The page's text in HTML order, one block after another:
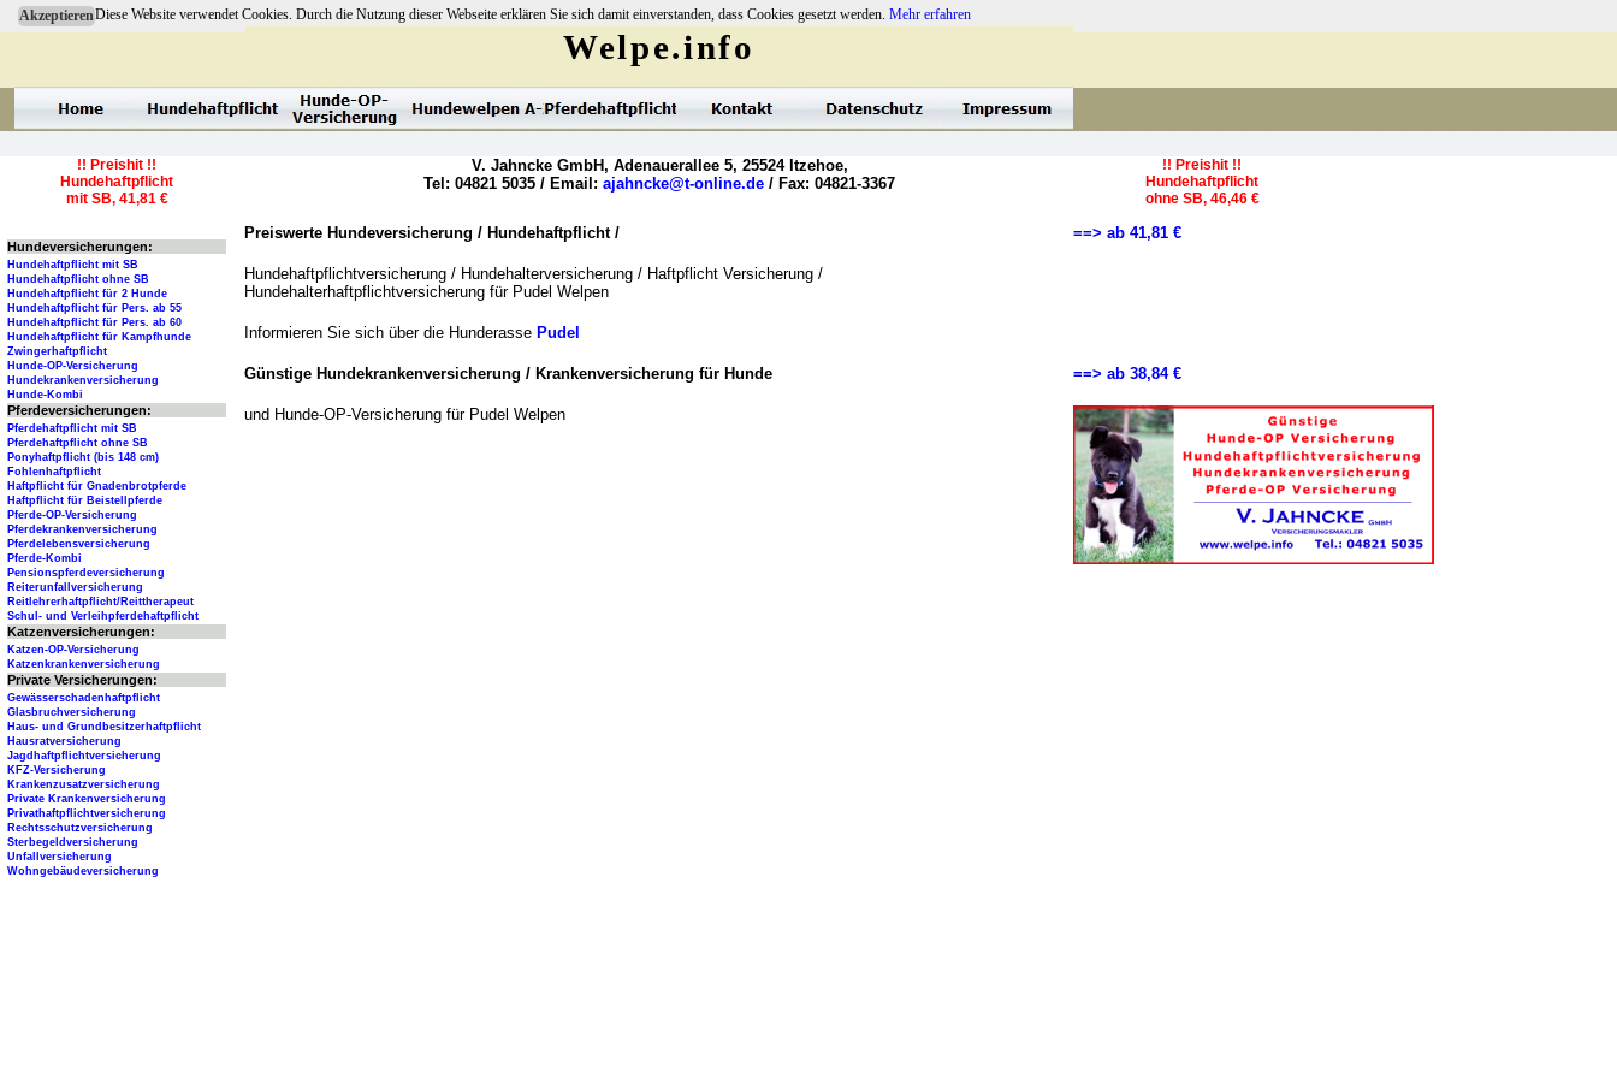
AkzeptierenDiese Website verwendet Cookies. Durch die Nutzung dieser Webseite erklären Sie sich damit einverstanden, dass Cookies gesetzt werden. Mehr erfahren
Preiswerte Hundeversicherung / Hundehaftpflicht /
Hundehaftpflichtversicherung / Hundehalterversicherung / Haftpflicht Versicherung /
Hundehalterhaftpflichtversicherung für Pudel Welpen
Informieren Sie sich über die Hunderasse Pudel
Günstige Hundekrankenversicherung / Krankenversicherung für Hunde
und Hunde-OP-Versicherung für Pudel Welpen
==> ab 41,81 €
==> ab 38,84 €
Welpe.info
V. Jahncke GmbH, Adenauerallee 5, 25524 Itzehoe,
Tel: 04821 5035 / Email: ajahncke@t-online.de / Fax: 04821-3367
!! Preishit !!
Hundehaftpflicht
mit SB, 41,81 €
!! Preishit !!
Hundehaftpflicht
ohne SB, 46,46 €
Hundeversicherungen:
Hundehaftpflicht mit SB
Hundehaftpflicht ohne SB
Hundehaftpflicht für 2 Hunde
Hundehaftpflicht für Pers. ab 55
Hundehaftpflicht für Pers. ab 60
Hundehaftpflicht für Kampfhunde
Zwingerhaftpflicht
Hunde-OP-Versicherung
Hundekrankenversicherung
Hunde-Kombi
Pferdeversicherungen:
Pferdehaftpflicht mit SB
Pferdehaftpflicht ohne SB
Ponyhaftpflicht (bis 148 cm)
Fohlenhaftpflicht
Haftpflicht für Gnadenbrotpferde
Haftpflicht für Beistellpferde
Pferde-OP-Versicherung
Pferdekrankenversicherung
Pferdelebensversicherung
Pferde-Kombi
Pensionspferdeversicherung
Reiterunfallversicherung
Reitlehrerhaftpflicht/Reittherapeut
Schul- und Verleihpferdehaftpflicht
Katzenversicherungen:
Katzen-OP-Versicherung
Katzenkrankenversicherung
Private Versicherungen:
Gewässerschadenhaftpflicht
Glasbruchversicherung
Haus- und Grundbesitzerhaftpflicht
Hausratversicherung
Jagdhaftpflichtversicherung
KFZ-Versicherung
Krankenzusatzversicherung
Private Krankenversicherung
Privathaftpflichtversicherung
Rechtsschutzversicherung
Sterbegeldversicherung
Unfallversicherung
Wohngebäudeversicherung